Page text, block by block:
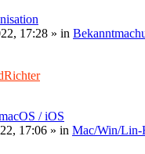
17:28 » in
/ iOS
17:06 » in Mac/Win/Lin-